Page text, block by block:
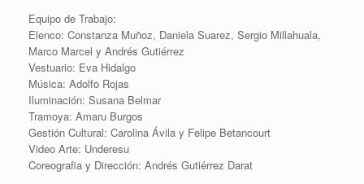
Equipo de Trabajo:
Elenco: Constanza Muñoz, Daniela Suarez, Sergio Millahuala,
Marco Marcel y Andrés Gutiérrez
Vestuario: Eva Hidalgo
Música: Adolfo Rojas
Iluminación: Susana Belmar
Tramoya: Amaru Burgos
Gestión Cultural: Carolina Ávila y Felipe Betancourt
Video Arte: Underesu
Coreografia y Dirección: Andrés Gutiérrez Darat